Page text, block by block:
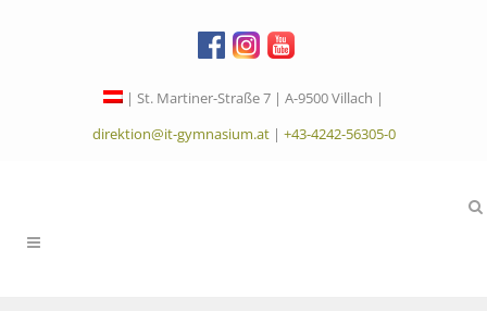
| St. Martiner-Straße 7 | A-9500 Villach |
direktion@it-gymnasium.at| +43-4242-56305-0